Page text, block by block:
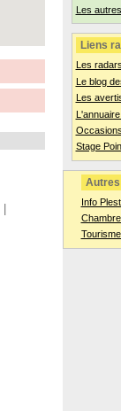
Les
Liens
Les
Le blog
Les
Stage
Info
|